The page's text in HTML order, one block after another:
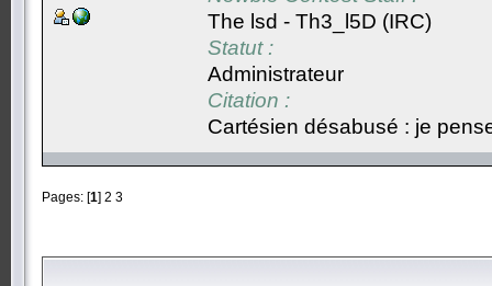
The lsd - Th3_l5D (IRC)
Statut :
Administrateur
Citation :
Cartésien désabusé : je
Pages: [1] 2 3